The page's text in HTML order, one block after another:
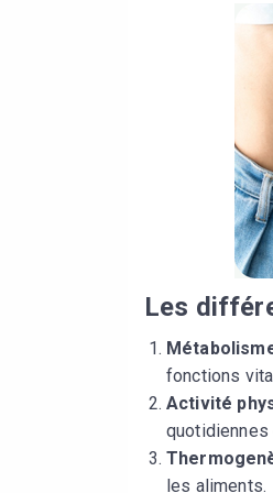
Les
fonctions
Activité
quotidiennes
les aliments.